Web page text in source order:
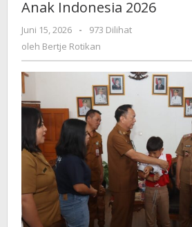
SSB
Sulut
di
Forum
Sepakbola
Indonesia
2026
Anak Indonesia 2026
Juni 15, 2026
oleh
Bertje
-
973 Dilihat
oleh Bertje Rotikan